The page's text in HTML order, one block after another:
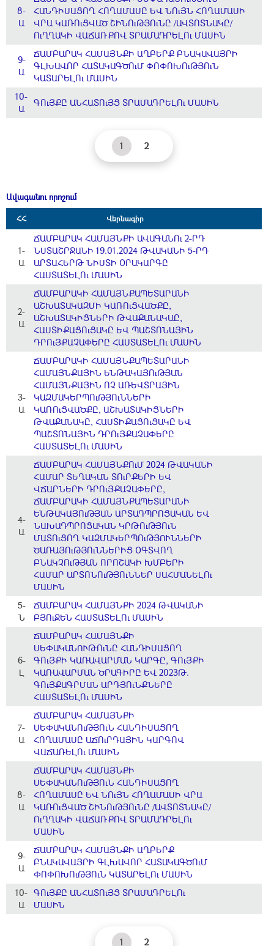
8-
Ա
ՀԱՆԴԻՍԱՑՈՂ ՀՈՂԱՄԱՍԸ ԵՎ ՆՈւՅՆ ՀՈՂԱՄԱՍԻ
ՎՐԱ ԿԱՌՈւՑՎԱԾ ՇԻՆՈւԹՅՈւՆԸ /ԱՎՏՈՏՆԱԿԸ/
ՈւՂՂԱԿԻ ՎԱՃԱՌՔՈՎ ՏՐԱՄԱԴՐԵԼՈւ ՄԱՍԻՆ
9-
Ա
ՃԱՄԲԱՐԱԿ ՀԱՄԱՅՆՔԻ ԱՂԲԵՐՔ ԲՆԱԿԱՎԱՅՐԻ
ԳԼԽԱՎՈՐ ՀԱՏԱԿԱԳԾՈւՄ ՓՈՓՈԽՈւԹՅՈւՆ
ԿԱՏԱՐԵԼՈւ ՄԱՍԻՆ
10-
Ա
ԳՈւՅՔԸ ԱՆՀԱՏՈւՅՑ ՏՐԱՄԱԴՐԵԼՈւ ՄԱՍԻՆ
1 2
Ավագանու որոշում
ՀՀ Վերնագիր
1-
Ա
ՃԱՄԲԱՐԱԿ ՀԱՄԱՅՆՔԻ ԱՎԱԳԱՆՈւ 2-ՐԴ
ՆՍՏԱՇՐՋԱՆԻ 19.01.2024 ԹՎԱԿԱՆԻ 5-ՐԴ
ԱՐՏԱՀԵՐԹ ՆԻՍՏԻ ՕՐԱԿԱՐԳԸ
ՀԱՍՏԱՏԵԼՈւ ՄԱՍԻՆ
2-
Ա
ՃԱՄԲԱՐԱԿԻ ՀԱՄԱՅՆՔԱՊԵՏԱՐԱՆԻ
ԱՇԽԱՏԱԿԱԶՄԻ ԿԱՌՈւՑՎԱԾՔԸ,
ԱՇԽԱՏԱԿԻՑՆԵՐԻ ԹՎԱՔԱՆԱԿԱԸ,
ՀԱՍՏԻՔԱՑՈւՑԱԿԸ ԵՎ ՊԱՇՏՈՆԱՅԻՆ
ԴՐՈւՅՔԱՉԱՓԵՐԸ ՀԱՍՏԱՏԵԼՈւ ՄԱՍԻՆ
3-
Ա
ՃԱՄԲԱՐԱԿԻ ՀԱՄԱՅՆՔԱՊԵՏԱՐԱՆԻ
ՀԱՄԱՅՆՔԱՅԻՆ ԵՆԹԱԿԱՅՈւԹՅԱՆ
ՀԱՄԱՅՆՔԱՅԻՆ ՈՉ ԱՌԵՎՏՐԱՅԻՆ
ԿԱԶՄԱԿԵՐՊՈւԹՅՈւՆՆԵՐԻ
ԿԱՌՈւՑՎԱԾՔԸ, ԱՇԽԱՏԱԿԻՑՆԵՐԻ
ԹՎԱՔԱՆԱԿԸ, ՀԱՍՏԻՔԱՑՈւՑԱԿԸ ԵՎ
ՊԱՇՏՈՆԱՅԻՆ ԴՐՈւՅՔԱՉԱՓԵՐԸ
ՀԱՍՏԱՏԵԼՈւ ՄԱՍԻՆ
4-
Ա
ՃԱՄԲԱՐԱԿ ՀԱՄԱՅՆՔՈւՄ 2024 ԹՎԱԿԱՆԻ
ՀԱՄԱՐ ՏԵՂԱԿԱՆ ՏՈւՐՔԵՐԻ ԵՎ
ՎՃԱՐՆԵՐԻ ԴՐՈւՅՔԱՉԱՓԵՐԸ,
ՃԱՄԲԱՐԱԿԻ ՀԱՄԱՅՆՔԱՊԵՏԱՐԱՆԻ
ԵՆԹԱԿԱՅՈւԹՅԱՆ ԱՐՏԱԴՊՐՈՑԱԿԱՆ ԵՎ
ՆԱԽԱԴՊՐՈՑԱԿԱՆ ԿՐԹՈւԹՅՈւՆ
ՄԱՏՈւՑՈՂ ԿԱԶՄԱԿԵՐՊՈւԹՅՈՒՆՆԵՐԻ
ԾԱՌԱՅՈւԹՅՈւՆՆԵՐԻՑ ՕԳՏՎՈՂ
ԲՆԱԿՉՈւԹՅԱՆ ՈՐՈՇԱԿԻ ԽՄԲԵՐԻ
ՀԱՄԱՐ ԱՐՏՈՆՈւԹՅՈւՆՆԵՐ ՍԱՀՄԱՆԵԼՈւ
ՄԱՍԻՆ
5-
Ն
ՃԱՄԲԱՐԱԿ ՀԱՄԱՅՆՔԻ 2024 ԹՎԱԿԱՆԻ
ԲՅՈւՋԵՆ ՀԱՍՏԱՏԵԼՈւ ՄԱՍԻՆ
6-
Լ
ՃԱՄԲԱՐԱԿ ՀԱՄԱՅՆՔԻ
ՍԵՓԱԿԱՆՈՒԹՈւՆԸ ՀԱՆԴԻՍԱՑՈՂ
ԳՈւՅՔԻ ԿԱՌԱՎԱՐՄԱՆ ԿԱՐԳԸ, ԳՈւՅՔԻ
ԿԱՌԱՎԱՐՄԱՆ ԾՐԱԳԻՐԸ ԵՎ 2023Թ.
ԳՈւՅՔԱԳՐՄԱՆ ԱՐԴՅՈւՆՔՆԵՐԸ
ՀԱՍՏԱՏԵԼՈւ ՄԱՍԻՆ
7-
Ա
ՃԱՄԲԱՐԱԿ ՀԱՄԱՅՆՔԻ
ՍԵՓԱԿԱՆՈւԹՅՈւՆ ՀԱՆԴԻՍԱՑՈՂ
ՀՈՂԱՄԱՍԸ ԱՃՈւՐԴԱՅԻՆ ԿԱՐԳՈՎ
ՎԱՃԱՌԵԼՈւ ՄԱՍԻՆ
8-
Ա
ՃԱՄԲԱՐԱԿ ՀԱՄԱՅՆՔԻ
ՍԵՓԱԿԱՆՈւԹՅՈւՆ ՀԱՆԴԻՍԱՑՈՂ
ՀՈՂԱՄԱՍԸ ԵՎ ՆՈւՅՆ ՀՈՂԱՄԱՍԻ ՎՐԱ
ԿԱՌՈւՑՎԱԾ ՇԻՆՈւԹՅՈւՆԸ /ԱՎՏՈՏՆԱԿԸ/
ՈւՂՂԱԿԻ ՎԱՃԱՌՔՈՎ ՏՐԱՄԱԴՐԵԼՈւ
ՄԱՍԻՆ
9-
Ա
ՃԱՄԲԱՐԱԿ ՀԱՄԱՅՆՔԻ ԱՂԲԵՐՔ
ԲՆԱԿԱՎԱՅՐԻ ԳԼԽԱՎՈՐ ՀԱՏԱԿԱԳԾՈւՄ
ՓՈՓՈԽՈւԹՅՈւՆ ԿԱՏԱՐԵԼՈւ ՄԱՍԻՆ
10-
Ա
ԳՈւՅՔԸ ԱՆՀԱՏՈւՅՑ ՏՐԱՄԱԴՐԵԼՈւ
ՄԱՍԻՆ
1 2